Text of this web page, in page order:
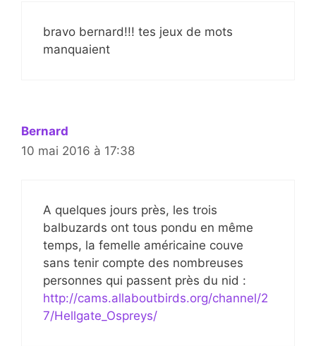
bravo bernard!!! tes jeux de mots
manquaient
Bernard
10 mai 2016 à 17:38
A quelques jours près, les trois
balbuzards ont tous pondu en même
temps, la femelle américaine couve
sans tenir compte des nombreuses
personnes qui passent près du nid :
http://cams.allaboutbirds.org/channel/2
7/Hellgate_Ospreys/